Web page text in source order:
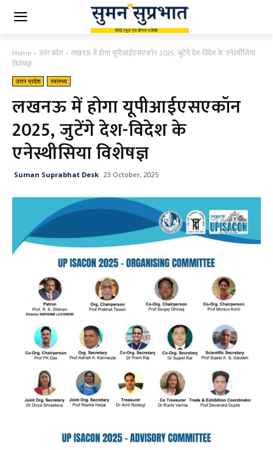
Home उत्तर प्रदेश
लखनऊ में होगा यूपीआईएसएकॉन 2025, जुटेंगे देश-विदेश के एनेस्थीसिया
विशेषज्ञ
उत्तर प्रदेश स्वास्थ्य
लखनऊ में होगा यूपीआईएसएकॉन
2025, जुटेंगे देश-विदेश के
एनेस्थीसिया विशेषज्ञ
Suman Suprabhat Desk 23 October, 2025